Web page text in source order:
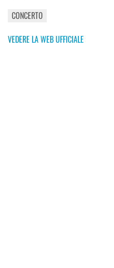
CONCERTO
VEDERE LA WEB UFFICIALE